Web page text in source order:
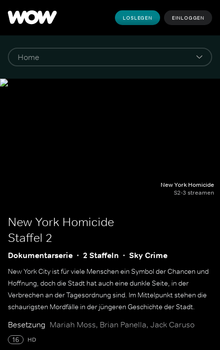
LOSLEGEN EINLOGGEN
New York Homicide
S2-3 streamen
New York Homicide
Staffel 2
Dokumentarserie 2 Staffeln Sky Crime
New York City ist für viele Menschen ein Symbol der Chancen und
Hoffnung, doch die Stadt hat auch eine dunkle Seite, in der
Verbrechen an der Tagesordnung sind. Im Mittelpunkt stehen die
schaurigsten Mordfälle in der jüngeren Geschichte der Stadt.
Besetzung Mariah Moss, Brian Panella, Jack Caruso
16 HD